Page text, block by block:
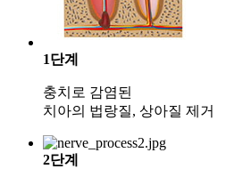
1단계
충치로 감염된
치아의 법랑질, 상아질 제거
2단계